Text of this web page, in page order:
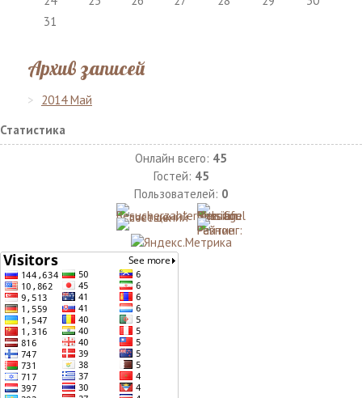
31
Архив записей
2014 Май
Статистика
Онлайн всего: 45
Гостей: 45
Пользователей: 0